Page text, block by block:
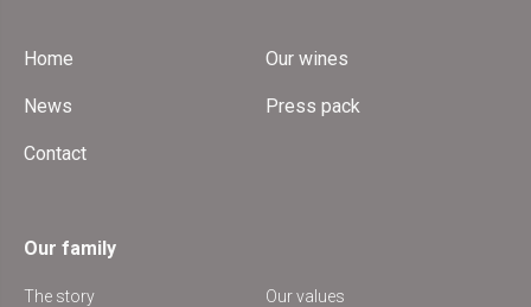
Home Our wines
News Press pack
Contact
Our family
The story Our values